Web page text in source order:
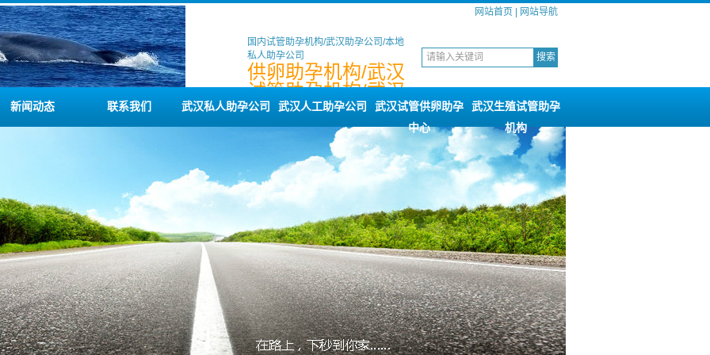
网站首页 网站导航
国内试管助孕机构/武汉助孕公司/本地
私人助孕公司
供卵助孕机构/武汉
试管助孕机构/武汉
供卵公司咨询
新闻动态 联系我们 武汉私人助孕公司 武汉人工助孕公司
武汉试管供卵助孕
中心
武汉生殖试管助孕
机构